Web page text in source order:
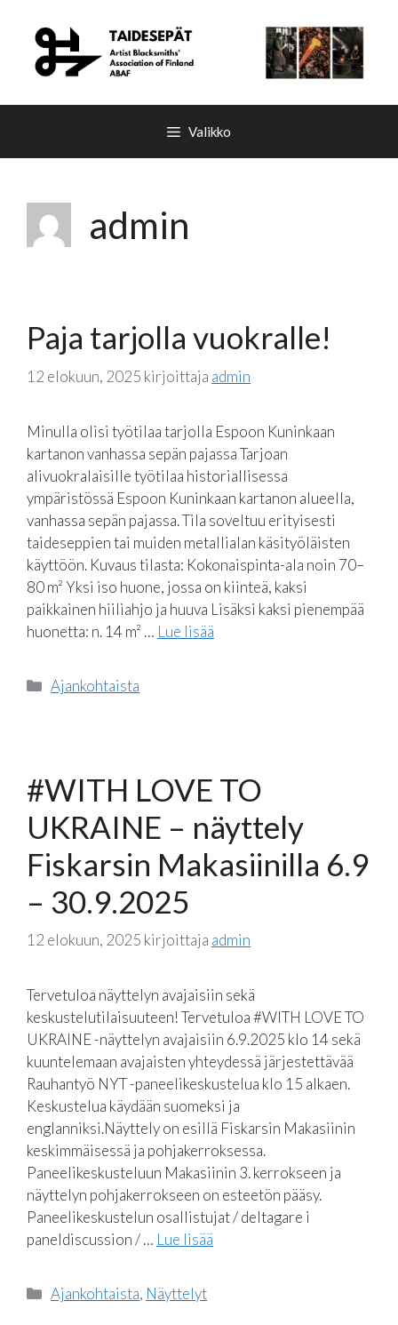
sisältöön
Valikko
admin
Paja tarjolla vuokralle!
12 elokuun, 2025 kirjoittaja admin
Minulla olisi työtilaa tarjolla Espoon Kuninkaan
kartanon vanhassa sepän pajassa Tarjoan
alivuokralaisille työtilaa historiallisessa
ympäristössä Espoon Kuninkaan kartanon alueella,
vanhassa sepän pajassa. Tila soveltuu erityisesti
taideseppien tai muiden metallialan käsityöläisten
käyttöön. Kuvaus tilasta: Kokonaispinta-ala noin 70–
80 m² Yksi iso huone, jossa on kiinteä, kaksi
paikkainen hiiliahjo ja huuva Lisäksi kaksi pienempää
huonetta: n. 14 m² … Lue lisää
Kategoriat
Ajankohtaista
#WITH LOVE TO
UKRAINE – näyttely
Fiskarsin Makasiinilla 6.9
– 30.9.2025
12 elokuun, 2025 kirjoittaja admin
Tervetuloa näyttelyn avajaisiin sekä
keskustelutilaisuuteen! Tervetuloa #WITH LOVE TO
UKRAINE -näyttelyn avajaisiin 6.9.2025 klo 14 sekä
kuuntelemaan avajaisten yhteydessä järjestettävää
Rauhantyö NYT -paneelikeskustelua klo 15 alkaen.
Keskustelua käydään suomeksi ja
englanniksi.Näyttely on esillä Fiskarsin Makasiinin
keskimmäisessä ja pohjakerroksessa.
Paneelikeskusteluun Makasiinin 3. kerrokseen ja
näyttelyn pohjakerrokseen on esteetön pääsy.
Paneelikeskustelun osallistujat / deltagare i
paneldiscussion / … Lue lisää
Kategoriat
Ajankohtaista, Näyttelyt